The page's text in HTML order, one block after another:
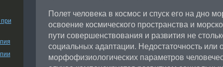
Полет человека в космос и спуск его на дно
освоение космического пространства и
пути совершенствования и развития не
социальных адаптации. Недостаточность или
морфофизиологических параметров